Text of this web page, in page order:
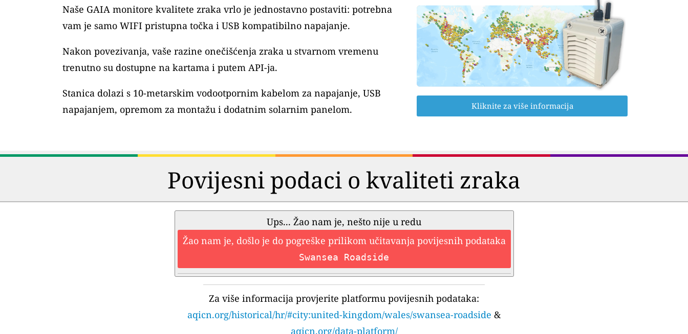
Naše GAIA monitore kvalitete zraka vrlo je jednostavno postaviti: potrebna
vam je samo WIFI pristupna točka i USB kompatibilno napajanje.
Nakon povezivanja, vaše razine onečišćenja zraka u stvarnom vremenu
trenutno su dostupne na kartama i putem API-ja.
Stanica dolazi s 10-metarskim vodootpornim kabelom za napajanje, USB
napajanjem, opremom za montažu i dodatnim solarnim panelom.
Kliknite za više informacija
Povijesni podaci o kvaliteti zraka
Ups... Žao nam je, nešto nije u redu
Žao nam je, došlo je do pogreške prilikom učitavanja povijesnih podataka
Swansea Roadside
Za više informacija provjerite platformu povijesnih podataka:
aqicn.org/historical/hr/#city:united-kingdom/wales/swansea-roadside &
aqicn.org/data-platform/